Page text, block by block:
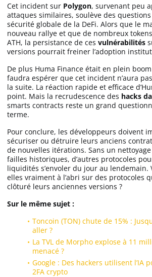
Cet incident sur Polygon, survenant peu
attaques similaires, soulève des
sécurité globale de la DeFi. Alors que le
nouveau rallye et que de nombreux
ATH, la persistance de ces vulnérabilités
versions pourrait freiner l’adoption
De plus Huma Finance était en plein
faudra espérer que cet incident n’aura
la suite. La réaction rapide et efficace
point. Mais la recrudescence des hacks
smarts contracts reste un grand
terme.
Pour conclure, les développeurs doivent
sécuriser ou détruire leurs anciens
de nouvelles itérations. Sans un
failles historiques, d’autres protocoles
liquidités s’envoler du jour au lendemain.
elles vraiment à l’abri sur des protocoles
clôturé leurs anciennes versions ?
Sur le même sujet :
Toncoin (TON) chute de 15% :
aller ?
La TVL de Morpho explose à 11
menacé ?
Google : Des hackers utilisent l’IA
2FA crypto